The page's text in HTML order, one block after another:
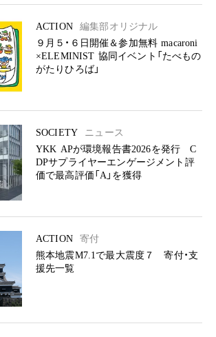
ACTION
編集部オリジナル
９月５・６日開催＆参加無料 macaroni
×ELEMINIST 協同イベント「たべもの
がたりひろば」
SOCIETY
ニュース
YKK APが環境報告書2026を発行 C
DPサプライヤーエンゲージメント評
価で最高評価「A」を獲得
ACTION
寄付
熊本地震M7.1で最大震度７ 寄付・支
援先一覧